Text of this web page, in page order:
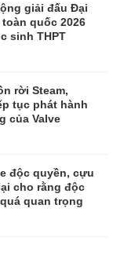
giải đấu Đại
quốc 2026
sinh THPT
rời Steam,
tục phát hành
của Valve
độc quyền, cựu
cho rằng độc
quan trọng